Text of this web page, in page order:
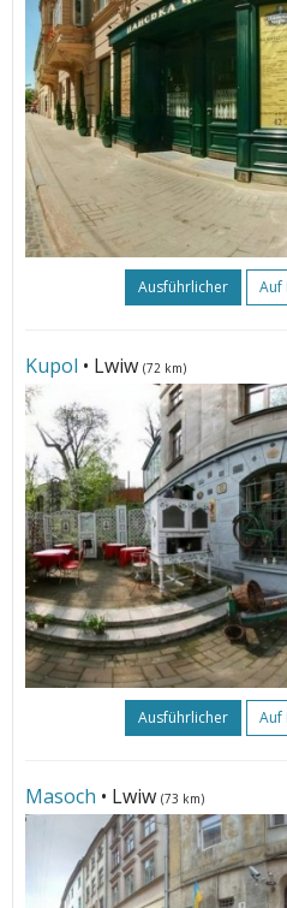
Ausführlicher Auf
Kupol • Lwiw (72 km)
Ausführlicher Auf
Masoch • Lwiw (73 km)